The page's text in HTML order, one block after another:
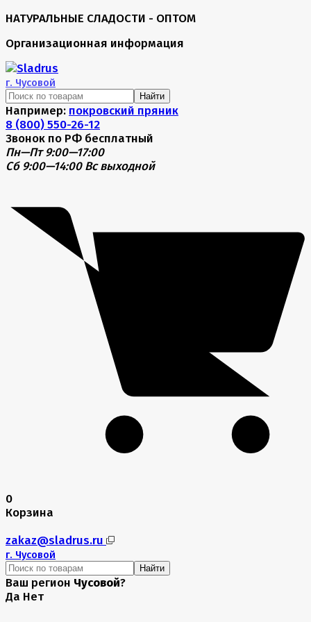
НАТУРАЛЬНЫЕ СЛАДОСТИ - ОПТОМ
Организационная информация
г. Чусовой
Найти
Например: покровский пряник
8 (800) 550-26-12
Звонок по РФ бесплатный
Пн—Пт 9:00—17:00
Сб 9:00—14:00 Вс выходной
0
Корзина
zakaz@sladrus.ru
г. Чусовой
Найти
Ваш регион Чусовой?
Да Нет